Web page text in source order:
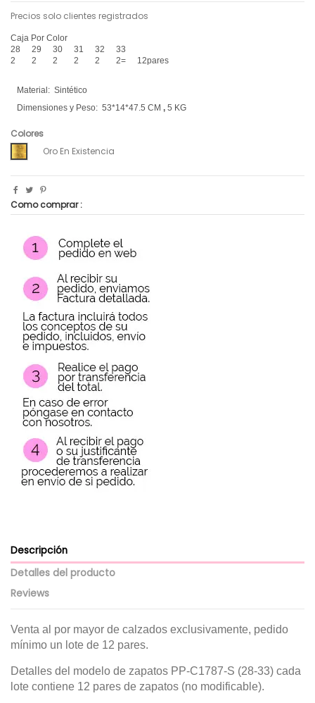
Precios solo clientes registrados
Caja Por Color
28
29 30 31 32
33
2
2 2 2 2 2= 12pares
Material: Sintético
Dimensiones y Peso: 53*14*47.5 CM , 5 KG
Colores
Oro En Existencia
Como comprar :
Descripción
Detalles del producto
Reviews
Venta al por mayor de calzados exclusivamente, pedido
mínimo un lote de 12 pares.
Detalles del modelo de zapatos PP-C1787-S (28-33) cada
lote contiene 12 pares de zapatos (no modificable).